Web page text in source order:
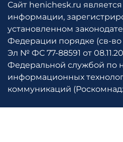
Сайт henichesk.ru
информации,
установленном
Федерации порядке (св-
Эл № ФС 77-88591 от
Федеральной службой по
информационных
коммуникаций